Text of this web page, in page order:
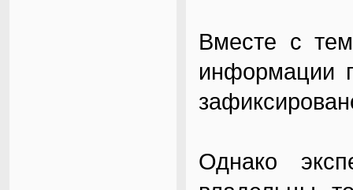
Вместе с
информации
Однако